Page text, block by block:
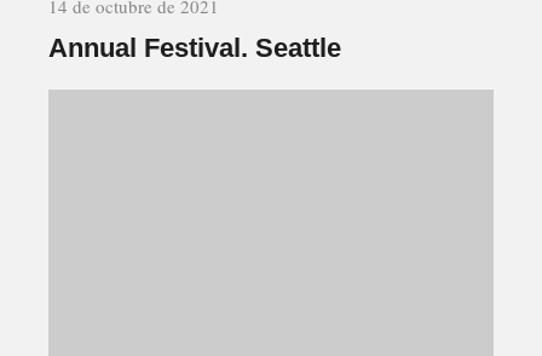
14 de octubre de 2021
Annual Festival. Seattle